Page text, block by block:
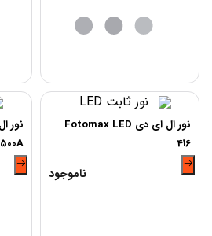
نور ال ای دی Fotomax LED
416
ناموجود
500A